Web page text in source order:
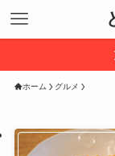
ホーム グルメ